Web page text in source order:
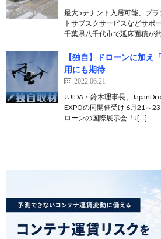
最大5テナント入居可能、プ
トサブスクサービスなどサポ
千葉県八千代市で延床面積が
【独自】ドローンに加え
用にも期待
2022.06.21
JUIDA・鈴木理事長、
EXPOの同開催受け 6月21～
ローンの国際展示会「J[…]